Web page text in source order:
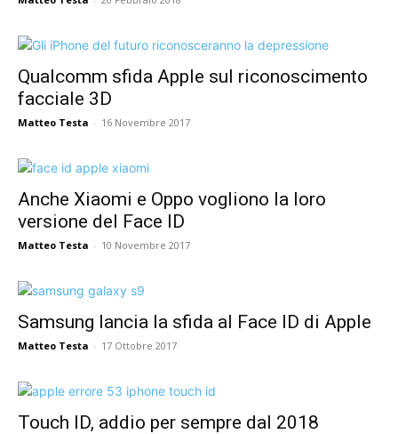
Qualcomm sfida Apple sul riconoscimento
facciale 3D
Matteo Testa - 16 Novembre 2017
Anche Xiaomi e Oppo vogliono la loro
versione del Face ID
Matteo Testa - 10 Novembre 2017
Samsung lancia la sfida al Face ID di Apple
Matteo Testa - 17 Ottobre 2017
Touch ID, addio per sempre dal 2018